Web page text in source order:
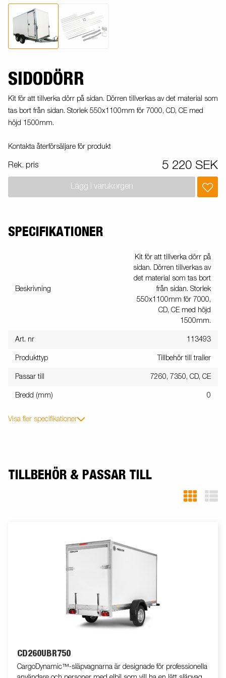
SIDODÖRR
Kit för att tillverka dörr på sidan. Dörren tillverkas av det material som
tas bort från sidan. Storlek 550x1100mm för 7000, CD, CE med
höjd 1500mm.
Kontakta återförsäljare för produkt
Rek. pris 5 220 SEK
Lägg i varukorgen
SPECIFIKATIONER
Beskrivning
Kit för att tillverka dörr på
sidan. Dörren tillverkas av
det material som tas bort
från sidan. Storlek
550x1100mm för 7000,
CD, CE med höjd
1500mm.
Art. nr 113493
Produkttyp Tillbehör till trailer
Passar till 7260, 7350, CD, CE
Bredd (mm) 0
Visa fler specifikationer
TILLBEHÖR & PASSAR TILL
CD260UBR750
CargoDynamic™-släpvagnarna är designade för professionella